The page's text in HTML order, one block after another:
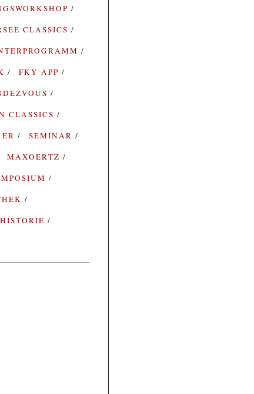
CLASSICS
FKY APP
CLASSICS
SEMINAR
MAXOERTZ
HISTORIE